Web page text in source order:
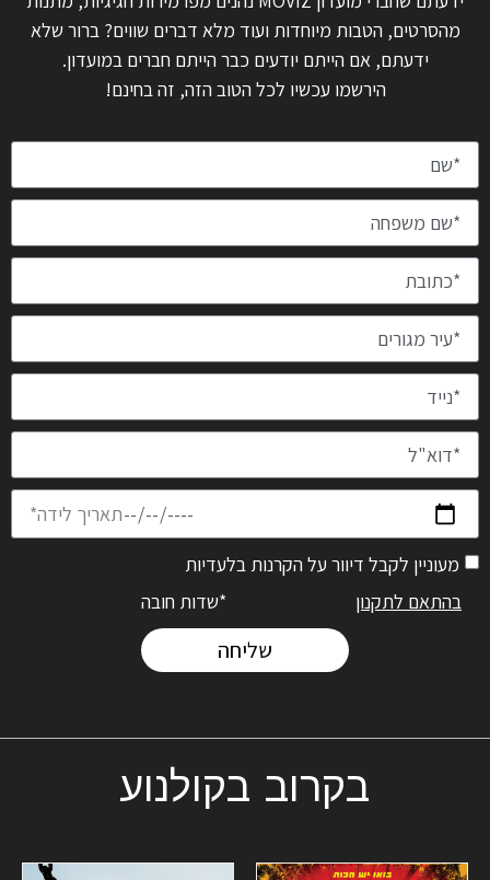
מהסרטים, הטבות מיוחדות ועוד מלא דברים שווים? ברור שלא
ידעתם, אם הייתם יודעים כבר הייתם חברים במועדון.
הירשמו עכשיו לכל הטוב הזה, זה בחינם!
מעוניין לקבל דיוור על הקרנות בלעדיות
בהתאם לתקנון
*שדות חובה
שליחה
בקרוב בקולנוע